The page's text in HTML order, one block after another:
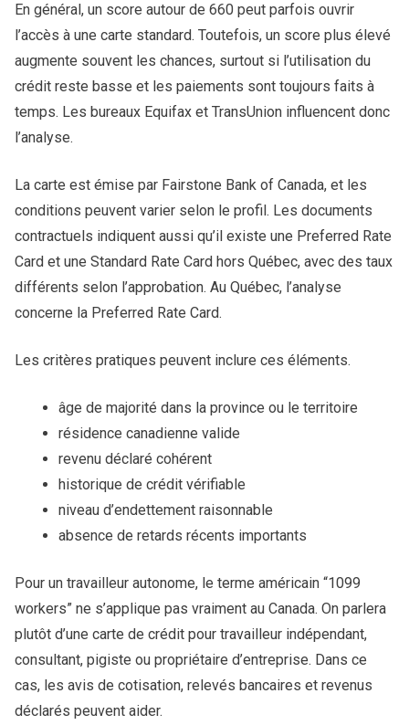
En général, un score autour de 660 peut parfois ouvrir
l’accès à une carte standard. Toutefois, un score plus élevé
augmente souvent les chances, surtout si l’utilisation du
crédit reste basse et les paiements sont toujours faits à
temps. Les bureaux Equifax et TransUnion influencent donc
l’analyse.
La carte est émise par Fairstone Bank of Canada, et les
conditions peuvent varier selon le profil. Les documents
contractuels indiquent aussi qu’il existe une Preferred Rate
Card et une Standard Rate Card hors Québec, avec des taux
différents selon l’approbation. Au Québec, l’analyse
concerne la Preferred Rate Card.
Les critères pratiques peuvent inclure ces éléments.
âge de majorité dans la province ou le territoire
résidence canadienne valide
revenu déclaré cohérent
historique de crédit vérifiable
niveau d’endettement raisonnable
absence de retards récents importants
Pour un travailleur autonome, le terme américain “1099
workers” ne s’applique pas vraiment au Canada. On parlera
plutôt d’une carte de crédit pour travailleur indépendant,
consultant, pigiste ou propriétaire d’entreprise. Dans ce
cas, les avis de cotisation, relevés bancaires et revenus
déclarés peuvent aider.